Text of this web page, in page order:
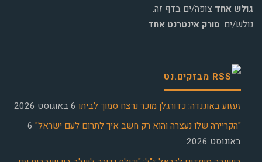
גולש אחד צופה/ים בדף זה.
גולש/ים: סורק אינטרנט אחד
מבזקים.נט
זעזוע באוגנדה: כדורגלן מוכר נרצח סמוך לביתו 6 באוגוסט 2026
"הקריירה שלו נעצרה והוא רק חשב איך לתרום לעם ישראל" 6
באוגוסט 2026